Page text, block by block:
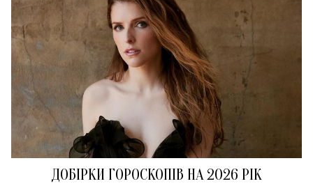
ДОБІРКИ ГОРОСКОПІВ НА 2026 РІК